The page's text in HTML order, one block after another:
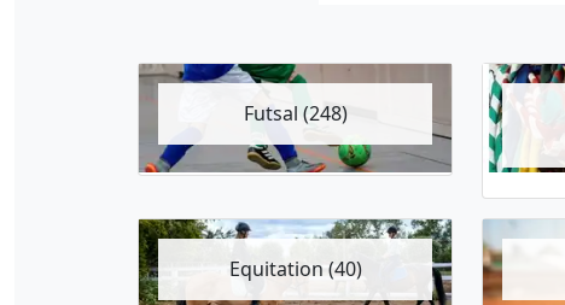
Futsal (248)
Equitation (40)